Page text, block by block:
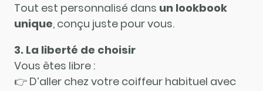
Tout est personnalisé dans un lookbook
unique, conçu juste pour vous.
3. La liberté de choisir
Vous êtes libre :
👉 D’aller chez votre coiffeur habituel avec